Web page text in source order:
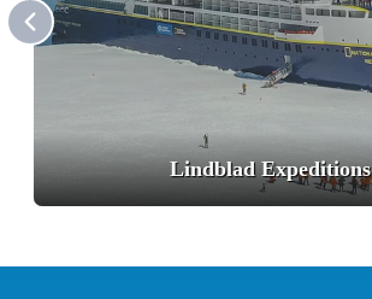
Lindblad Expeditions